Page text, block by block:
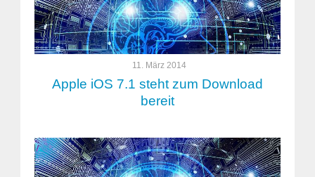
11. März 2014
Apple iOS 7.1 steht zum Download
bereit